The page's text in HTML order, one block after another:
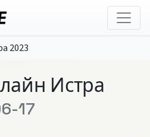
2023
Истра
17